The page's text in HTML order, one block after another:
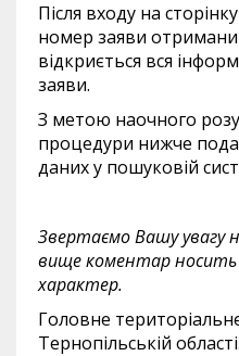
Після входу на
номер заяви
відкриється вся
заяви.
З метою наочного
процедури нижче
даних у пошуковій
Звертаємо Вашу увагу
вище коментар носить
характер.
Головне
Тернопільській області.